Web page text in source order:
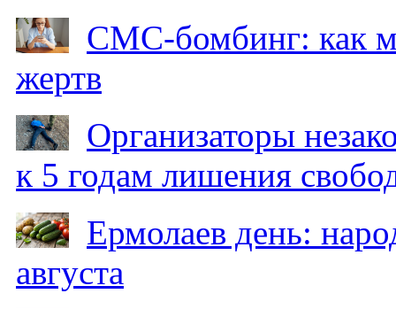
СМС-бомбинг: как
жертв
Организаторы
к 5 годам лишения
Ермолаев день:
августа